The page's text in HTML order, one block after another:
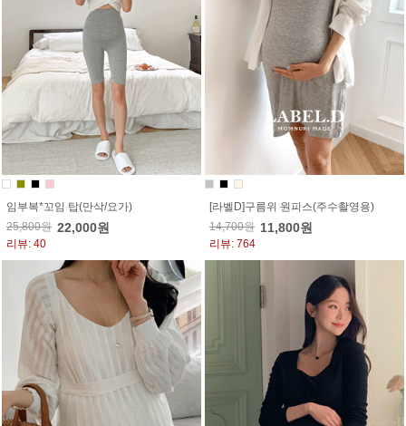
임부복*꼬임 탑(만삭/요가)
25,800원 22,000원
리뷰: 40
[라벨D]구름위 원피스(주수촬영용)
14,700원 11,800원
리뷰: 764